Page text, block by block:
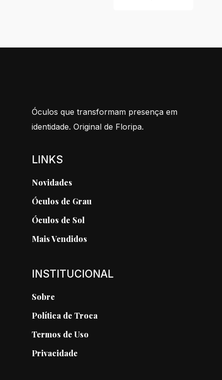
Óculos que transformam presença em
identidade. Original de Floripa.
LINKS
Novidades
Óculos de Grau
Óculos de Sol
Mais Vendidos
INSTITUCIONAL
Sobre
Política de Troca
Termos de Uso
Privacidade